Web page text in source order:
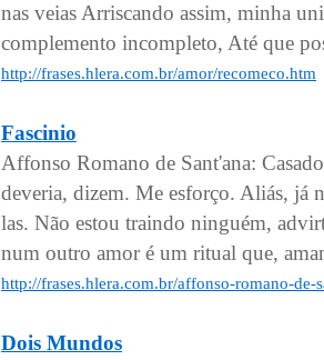
nas veias Arriscando assim, minha
complemento incompleto, Até que
http://frases.hlera.com.br/amor/recomeco.htm
Fascinio
Affonso Romano de Sant'ana:
deveria, dizem. Me esforço. Aliás, já
las. Não estou traindo ninguém,
num outro amor é um ritual que,
http://frases.hlera.com.br/affonso-romano-de-
Dois Mundos